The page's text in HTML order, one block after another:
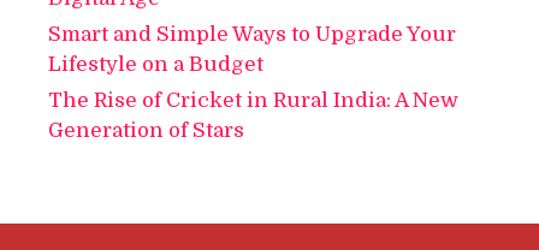
Smart and Simple Ways to Upgrade Your
Lifestyle on a Budget
The Rise of Cricket in Rural India: A New
Generation of Stars